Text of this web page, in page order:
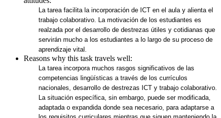
La tarea facilita la incorporación de ICT en el aula y alienta el
trabajo colaborativo. La motivación de los estudiantes es
realzada por el desarrollo de destrezas útiles y cotidianas que
servirán mucho a los estudiantes a lo largo de su proceso de
aprendizaje vital.
Reasons why this task travels well:
La tarea incorpora muchos rasgos significativos de las
competencias lingüísticas a través de los currículos
nacionales, desarrollo de destrezas ICT y trabajo colaborativo.
La situación específica, sin embargo, puede ser modificada,
adaptada o expandida donde sea necesario, para adaptarse a